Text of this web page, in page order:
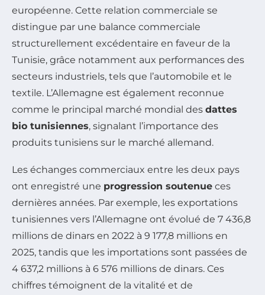
européenne. Cette relation commerciale se
distingue par une balance commerciale
structurellement excédentaire en faveur de la
Tunisie, grâce notamment aux performances des
secteurs industriels, tels que l’automobile et le
textile. L’Allemagne est également reconnue
comme le principal marché mondial des dattes
bio tunisiennes, signalant l’importance des
produits tunisiens sur le marché allemand.
Les échanges commerciaux entre les deux pays
ont enregistré une progression soutenue ces
dernières années. Par exemple, les exportations
tunisiennes vers l’Allemagne ont évolué de 7 436,8
millions de dinars en 2022 à 9 177,8 millions en
2025, tandis que les importations sont passées de
4 637,2 millions à 6 576 millions de dinars. Ces
chiffres témoignent de la vitalité et de